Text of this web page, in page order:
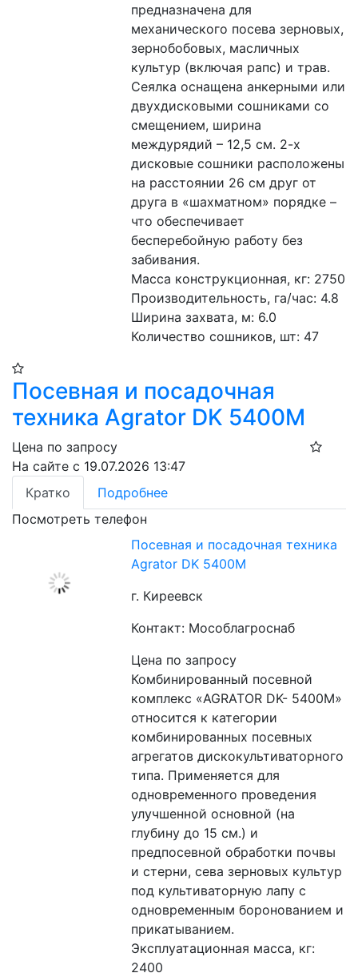
предназначена для
механического посева зерновых,
зернобобовых, масличных
культур (включая рапс) и трав.
Сеялка оснащена анкерными или
двухдисковыми сошниками со
смещением, ширина
междурядий – 12,5 см. 2-х
дисковые сошники расположены
на расстоянии 26 см друг от
друга в «шахматном» порядке –
что обеспечивает
бесперебойную работу без
забивания.
Масса конструкционная, кг: 2750
Производительность, га/час: 4.8
Ширина захвата, м: 6.0
Количество сошников, шт: 47
Посевная и посадочная
техника Agrator DK 5400М
Цена по запросу
На сайте с 19.07.2026 13:47
Кратко
Подробнее
Посмотреть телефон
Посевная и посадочная техника
Agrator DK 5400М
г. Киреевск
Контакт: Мособлагроснаб
Цена по запросу
Комбинированный посевной
комплекс «AGRATOR DK- 5400М»
относится к категории
комбинированных посевных
агрегатов дискокультиваторного
типа. Применяется для
одновременного проведения
улучшенной основной (на
глубину до 15 см.) и
предпосевной обработки почвы
и стерни, сева зерновых культур
под культиваторную лапу с
одновременным боронованием и
прикатыванием.
Эксплуатационная масса, кг:
2400